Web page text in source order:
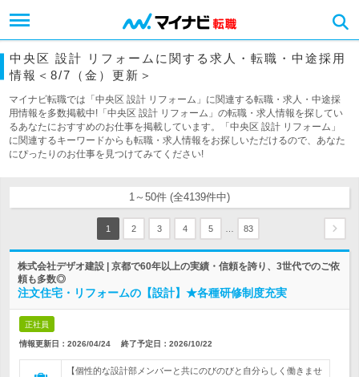
中央区 設計 リフォームに関する求人・転職・中途採用
情報＜8/7（金）更新＞
マイナビ転職では「中央区 設計 リフォーム」に関連する転職・求人・中途採
用情報を多数掲載中!「中央区 設計 リフォーム」の転職・求人情報を探してい
るあなたにおすすめのお仕事を掲載しています。「中央区 設計 リフォーム」
に関連するキーワードからも転職・求人情報をお探しいただけるので、あなた
にぴったりのお仕事を見つけてみてください!
1～50件 (全4139件中)
1 2 3 4 5 83
株式会社デザオ建設 | 京都で60年以上の実績・信頼を誇り、3世代でのご依
頼も多数◎
注文住宅・リフォームの【設計】★各種研修制度充実
正社員
情報更新日：2026/04/24 終了予定日： 2026/10/22
【個性的な設計部メンバーと共にのびのびと自分らしく働きませ